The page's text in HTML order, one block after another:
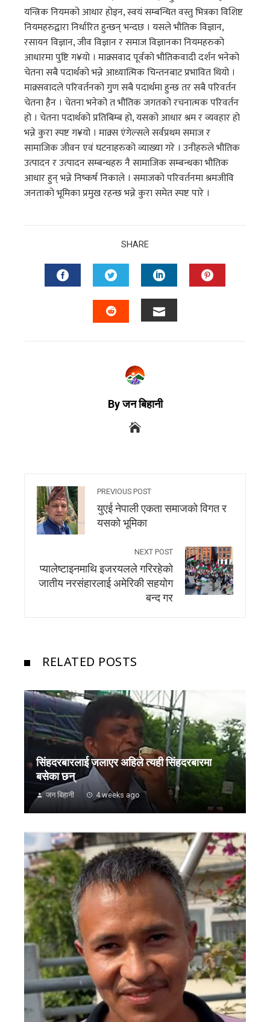
यन्त्रिक नियमको आधार होइन, स्वयं सम्बन्धित वस्तु भित्रका विशिष्ट
नियमहरुद्वारा निर्धारित हुन्छन् भन्दछ । यसले भौतिक विज्ञान,
रसायन विज्ञान, जीव विज्ञान र समाज विज्ञानका नियमहरुको
आधारमा पुष्टि ग¥यो । माक्र्सवाद पूर्वको भौतिकवादी दर्शन भनेको
चेतना सबै पदार्थको भन्ने आध्यात्मिक चिन्तनबाट प्रभावित थियो ।
माक्र्सवादले परिवर्तनको गुण सबै पदार्थमा हुन्छ तर सबै परिवर्तन
चेतना हैन । चेतना भनेको त भौतिक जगतको रचनात्मक परिवर्तन
हो । चेतना पदार्थको प्रतिबिम्ब हो, यसको आधार श्रम र व्यवहार हो
भन्ने कुरा स्पष्ट ग¥यो । माक्र्स एंगेल्सले सर्वप्रथम समाज र
सामाजिक जीवन एवं घटनाहरुको व्याख्या गरे । उनीहरुले भौतिक
उत्पादन र उत्पादन सम्बन्धहरु नै सामाजिक सम्बन्धका भौतिक
आधार हुन् भन्ने निष्कर्ष निकाले । समाजको परिवर्तनमा श्रमजीवि
जनताको भूमिका प्रमुख रहन्छ भन्ने कुरा समेत स्पष्ट पारे ।
SHARE
By जन बिहानी
PREVIOUS POST
युएई नेपाली एकता समाजको विगत र
यसको भूमिका
NEXT POST
प्यालेष्टाइनमाथि इजरयलले गरिरहेको
जातीय नरसंहारलाई अमेरिकी सहयोग
बन्द गर
RELATED POSTS
सिंहदरबारलाई जलाएर अहिले त्यही सिंहदरबारमा
बसेका छन्
जन बिहानी 4 weeks ago